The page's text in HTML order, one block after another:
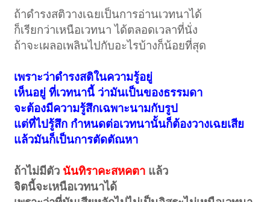
ถ้าดำรงสติวางเฉยเป็นการอ่านเวทนาได้
ก็เรียกว่าเหนือเวทนา ได้ตลอดเวลาที่นั่ง
ถ้าจะเผลอเพลินไปกับอะไรบ้างก็น้อยที่สุด
เพราะว่าดำรงสติในความรู้อยู่
เห็นอยู่ ที่เวทนานี้ ว่ามันเป็นของธรรมดา
จะต้องมีความรู้สึกเฉพาะนามกับรูป
แต่ที่ไปรู้สึก กำหนดต่อเวทนานั้นก็ต้องวางเฉยเสีย
แล้วมันก็เป็นการตัดตัณหา
ถ้าไม่มีตัว นันทิราคะสหคตา แล้ว
จิตนี้จะเหนือเวทนาได้